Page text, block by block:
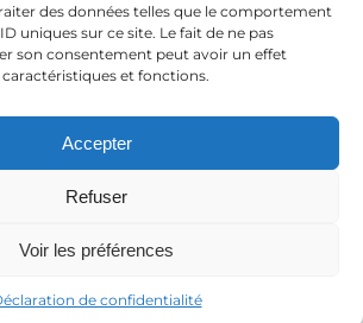
des données telles que le comportement
uniques sur ce site. Le fait de ne pas
son consentement peut avoir un effet
et fonctions.
Accepter
Refuser
Voir les préférences
de confidentialité
Chaix, 38300 BOURGOIN-JALLIEU
Lorraine 38000 GRENOBLE.
06 15 98 22 24
MENTIONS LEGALES